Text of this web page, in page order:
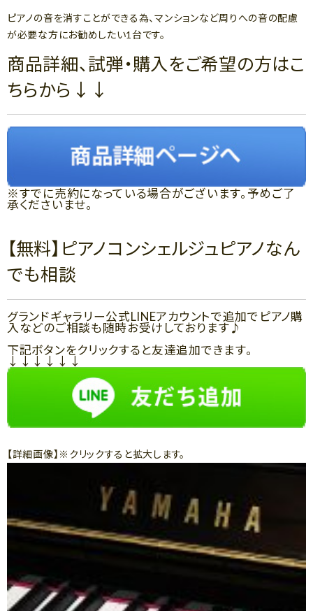
ピアノの音を消すことができる為、マンションなど周りへの音の配慮
が必要な方にお勧めしたい1台です。
商品詳細、試弾・購入をご希望の方はこ
ちらから↓↓
※すでに売約になっている場合がございます。予めご了
承くださいませ。
【無料】ピアノコンシェルジュピアノなん
でも相談
グランドギャラリー公式LINEアカウントで追加でピアノ購
入などのご相談も随時お受けしております♪
下記ボタンをクリックすると友達追加できます。
↓↓↓↓↓↓
【詳細画像】※クリックすると拡大します。